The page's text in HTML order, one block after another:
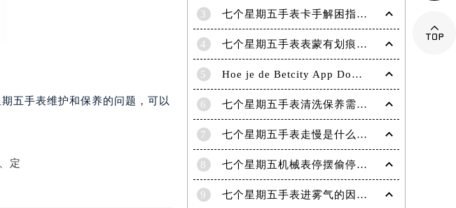
大厦）23层2326室（需提前预约）
预约）
五手表维护和保养的问题，可以
3 七个星期五手表卡手解困指南——轻松摆脱摘表难题
4 七个星期五手表表蒙有划痕解决办法汇总
5 Hoe je de Betcity App Downloadt en Gebruikt: Een Complete Gids
6 七个星期五手表清洗保养需要多久？
7 七个星期五手表走慢是什么原因？
8 七个星期五机械表停摆偷停故障分析（七个星期五自动机械手表走停的原因）
9 七个星期五手表进雾气的因素及处理方法
